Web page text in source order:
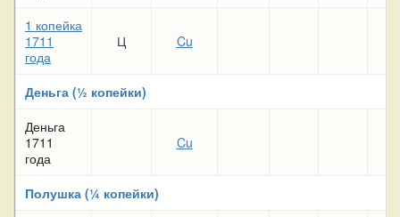
1 копейка
1711
года
Ц Cu
Деньга (½ копейки)
Деньга
1711
года
Cu
Полушка (¼ копейки)